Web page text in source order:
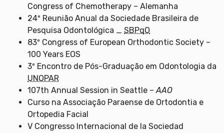
Congress of Chemotherapy – Alemanha
24º Reunião Anual da Sociedade Brasileira de
Pesquisa Odontológica _ SBPqO
83º Congress of European Orthodontic Society –
100 Years EOS
3º Encontro de Pós-Graduação em Odontologia da
UNOPAR
107th Annual Session in Seattle –AAO
Curso na Associação Paraense de Ortodontia e
Ortopedia Facial
V Congresso Internacional de la Sociedad